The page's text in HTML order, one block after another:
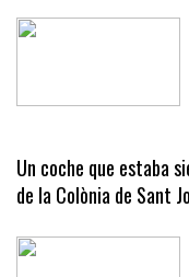
Un coche que estaba
de la Colònia de Sant